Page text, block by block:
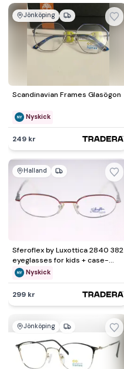
Jönköping
Scandinavian Frames Glasögon
Nyskick
249 kr
Halland
Sferoflex by Luxottica 2840 382
eyeglasses for kids + case-
NEW-circa 1990s-14g
Nyskick
299 kr
Jönköping